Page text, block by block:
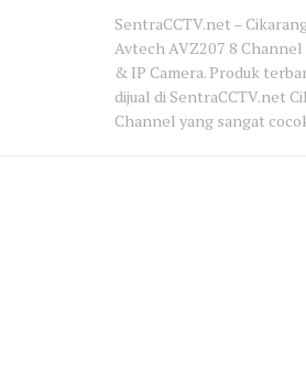
SentraCCTV.net –
Avtech AVZ207 8
& IP Camera. Produk
dijual di SentraCCTV.net
Channel yang sangat